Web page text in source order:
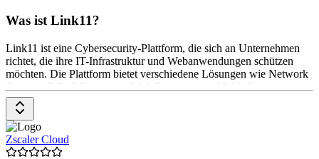
Was ist Link11?
Link11 ist eine Cybersecurity-Plattform, die sich an Unternehmen
richtet, die ihre IT-Infrastruktur und Webanwendungen schützen
möchten. Die Plattform bietet verschiedene Lösungen wie Network
Security, DDoS Protection, Web Protection und Web Performance.
Die Preise variieren je nach gewähltem Paket und individuellen
Bedürfnissen der Anwender*innen.
Zscaler Cloud